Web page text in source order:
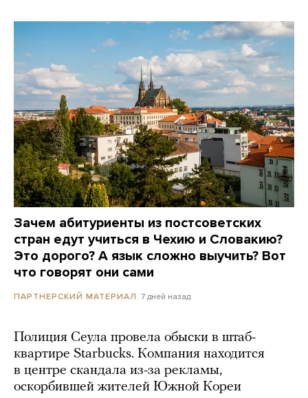
Зачем абитуриенты из постсоветских
стран едут учиться в Чехию и Словакию?
Это дорого? А язык сложно выучить? Вот
что говорят они сами
ПАРТНЕРСКИЙ МАТЕРИАЛ 7 дней назад
Полиция Сеула провела обыски в штаб-
квартире Starbucks. Компания находится
в центре скандала из-за рекламы,
оскорбившей жителей Южной Кореи